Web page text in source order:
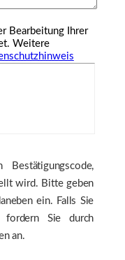
Bearbeitung Ihrer
Weitere
wird. Bitte geben
ein. Falls Sie
Sie durch
an.